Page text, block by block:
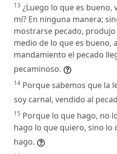
13 ¿Luego lo que es bueno,
mí? En ninguna manera;
mostrarse pecado,
medio de lo que es bueno,
mandamiento el pecado
pecaminoso.
14 Porque sabemos que la
soy carnal, vendido al
15 Porque lo que hago, no
hago lo que quiero, sino lo
hago.